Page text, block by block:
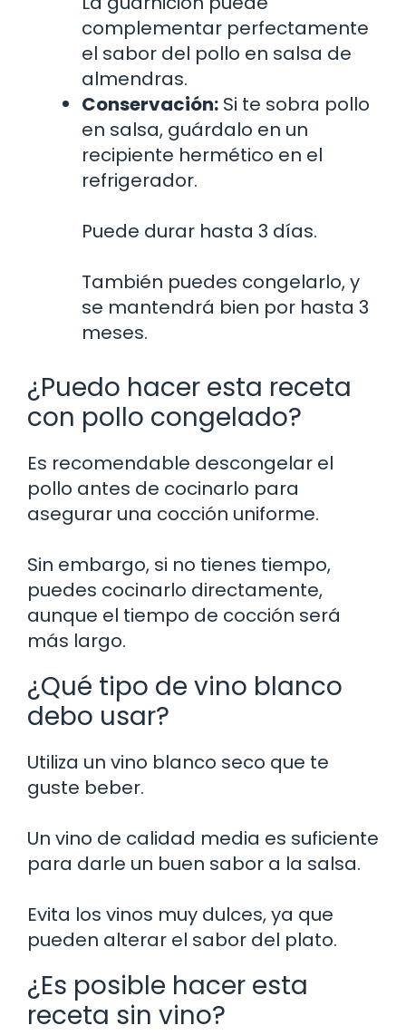
complementar perfectamente
el sabor del pollo en salsa de
almendras.
Conservación: Si te sobra pollo
en salsa, guárdalo en un
recipiente hermético en el
refrigerador.
Puede durar hasta 3 días.
También puedes congelarlo, y
se mantendrá bien por hasta 3
meses.
¿Puedo hacer esta receta
con pollo congelado?
Es recomendable descongelar el
pollo antes de cocinarlo para
asegurar una cocción uniforme.
Sin embargo, si no tienes tiempo,
puedes cocinarlo directamente,
aunque el tiempo de cocción será
más largo.
¿Qué tipo de vino blanco
debo usar?
Utiliza un vino blanco seco que te
guste beber.
Un vino de calidad media es suficiente
para darle un buen sabor a la salsa.
Evita los vinos muy dulces, ya que
pueden alterar el sabor del plato.
¿Es posible hacer esta
receta sin vino?